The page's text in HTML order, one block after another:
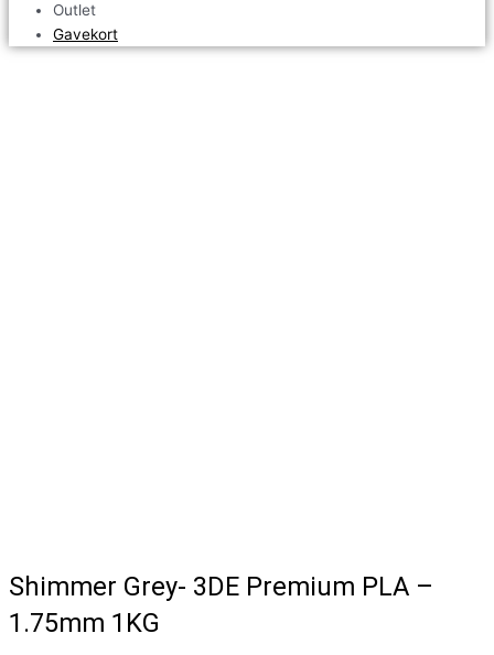
Outlet
Gavekort
Shimmer Grey- 3DE Premium PLA –
1.75mm 1KG